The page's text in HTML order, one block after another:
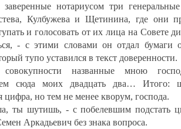
нотариусом три
Кулбужева и Щетинина, где они
и голосовать от их лица на Совете
- с этими словами он отдал бумаги
тупо уставился в текст доверенности.
названные мною
сюда моих двадцать два… Итого:
цифра, но тем не менее кворум, господа.
ты шутишь, - с побелевшим подстать
Аркадьевич без знака вопроса.